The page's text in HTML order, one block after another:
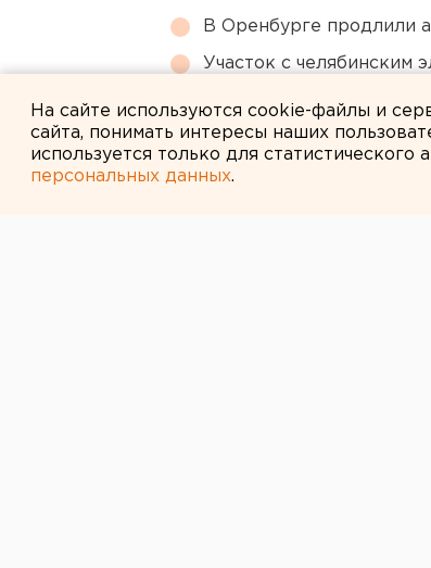
В Оренбурге продлили
Участок с челябинским
На сайте используются cookie-файлы и
сайта, понимать интересы наших
используется только для
персональных данных.